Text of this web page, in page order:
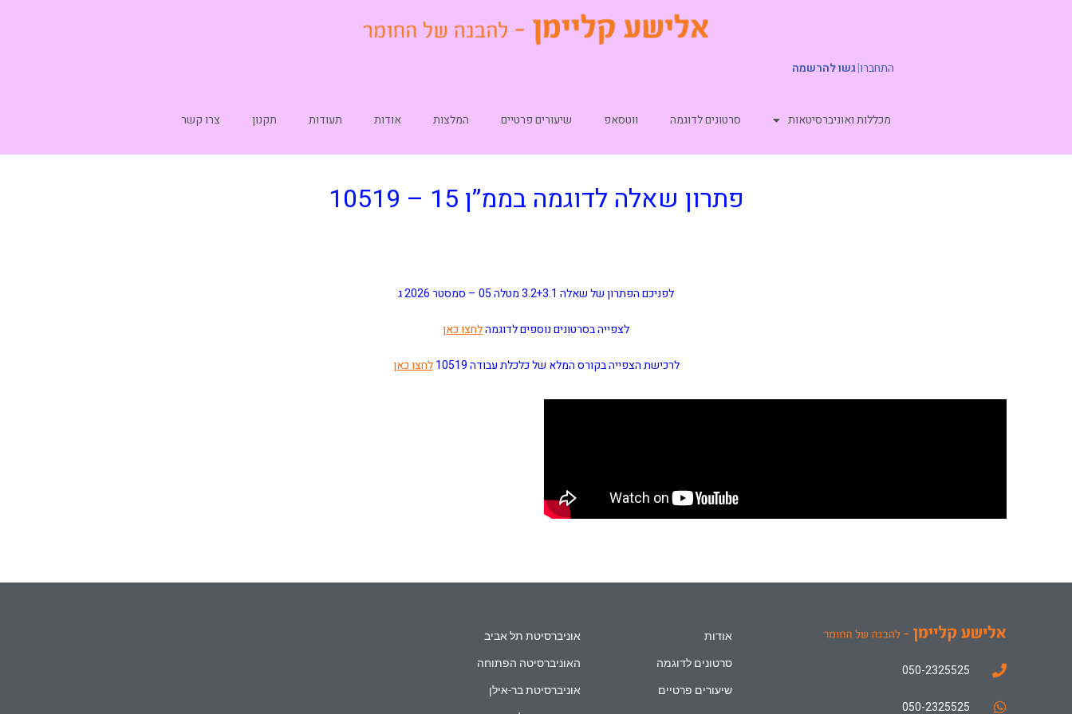
התחברו|גשו להרשמה
מכללות ואוניברסיטאות סרטונים לדוגמה ווטסאפ שיעורים פרטיים המלצות אודות תעודות תקנון צרו קשר
פתרון שאלה לדוגמה בממ”ן 15 – 10519
לפניכם הפתרון של שאלה 3.2+3.1 מטלה 05 – סמסטר 2026 ג
לצפייה בסרטונים נוספים לדוגמהלחצו כאן
לרכישת הצפייה בקורס המלא של כלכלת עבודה 10519 לחצו כאן
050-2325525
050-2325525
אודות
סרטונים לדוגמה
שיעורים פרטיים
אוניברסיטת תל אביב
האוניברסיטה הפתוחה
אוניברסיטת בר-אילן